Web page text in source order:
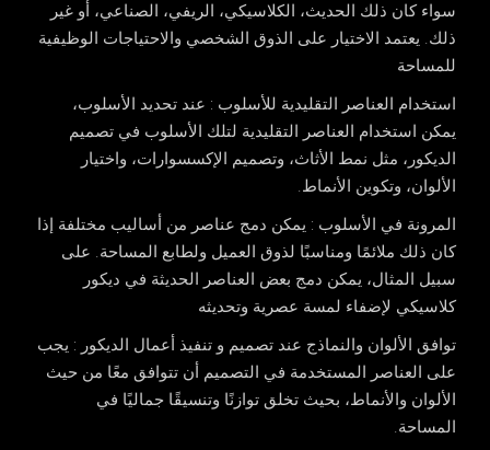
سواء كان ذلك الحديث، الكلاسيكي، الريفي، الصناعي، أو غير
ذلك. يعتمد الاختيار على الذوق الشخصي والاحتياجات الوظيفية
للمساحة
استخدام العناصر التقليدية للأسلوب : عند تحديد الأسلوب،
يمكن استخدام العناصر التقليدية لتلك الأسلوب في تصميم
الديكور، مثل نمط الأثاث، وتصميم الإكسسوارات، واختيار
الألوان، وتكوين الأنماط.
المرونة في الأسلوب : يمكن دمج عناصر من أساليب مختلفة إذا
كان ذلك ملائمًا ومناسبًا لذوق العميل ولطابع المساحة. على
سبيل المثال، يمكن دمج بعض العناصر الحديثة في ديكور
كلاسيكي لإضفاء لمسة عصرية وتحديثه
توافق الألوان والنماذج عند تصميم و تنفيذ أعمال الديكور : يجب
على العناصر المستخدمة في التصميم أن تتوافق معًا من حيث
الألوان والأنماط، بحيث تخلق توازنًا وتنسيقًا جماليًا في
المساحة.